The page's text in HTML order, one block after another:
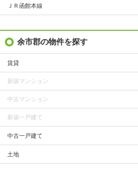
ＪＲ函館本線
余市郡の物件を探す
賃貸
新築マンション
中古マンション
新築一戸建て
中古一戸建て
土地